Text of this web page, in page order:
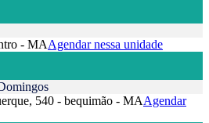
- MAAgendar nessa unidade
540 - bequimão - MAAgendar